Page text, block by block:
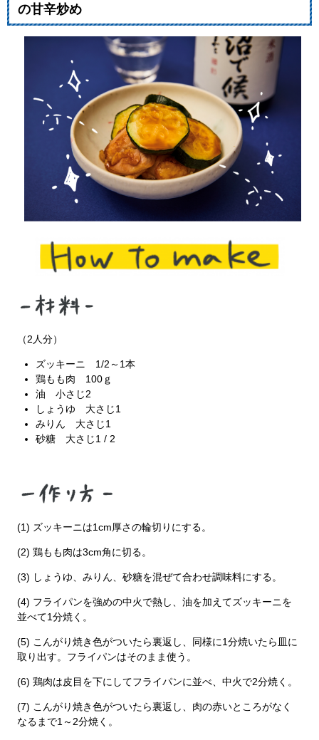
の甘辛炒め
（2人分）
​ズッキーニ 1/2～1本
鶏もも肉 100ｇ
油 小さじ2
しょうゆ 大さじ1
みりん 大さじ1
砂糖 大さじ1 / 2
(1) ズッキーニは1cm厚さの輪切りにする。
(2) 鶏もも肉は3cm角に切る。
(3) しょうゆ、みりん、砂糖を混ぜて合わせ調味料にする。
(4) フライパンを強めの中火で熱し、油を加えてズッキーニを
並べて1分焼く。
(5) こんがり焼き色がついたら裏返し、同様に1分焼いたら皿に
取り出す。フライパンはそのまま使う。
(6) 鶏肉は皮目を下にしてフライパンに並べ、中火で2分焼く。
(7) こんがり焼き色がついたら裏返し、肉の赤いところがなく
なるまで1～2分焼く。